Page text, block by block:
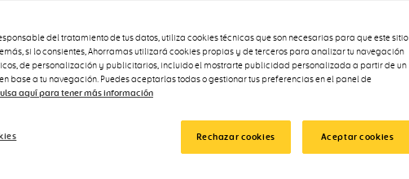
por cuarto año
rosa
del tratamiento de tus datos, utiliza cookies técnicas que son necesarias para que este sitio
si lo consientes, Ahorramas utilizará cookies propias y de terceros para analizar tu navegación
de personalización y publicitarios, incluido el mostrarte publicidad personalizada a partir de un
base a tu navegación. Puedes aceptarlas todas o gestionar tus preferencias en el panel de
aquí para tener más información
Rechazar cookies Aceptar cookies